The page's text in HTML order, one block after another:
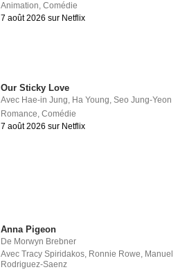
Animation,Comédie
7 août 2026 sur Netflix
Our Sticky Love
Avec Hae-in Jung, Ha Young,Seo Jung-Yeon
Romance,Comédie
7 août 2026 sur Netflix
Anna Pigeon
De Morwyn Brebner
AvecTracy Spiridakos Ronnie Rowe Manuel
Rodriguez-Saenz